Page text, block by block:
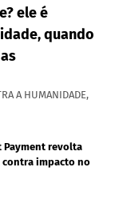
ele é
quando
A HUMANIDADE,
Payment revolta
contra impacto no